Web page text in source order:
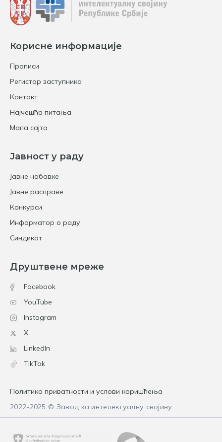
Корисне информације
Прописи
Регистар заступника
Контакт
Најчешћа питања
Мапа сајта
Јавност у раду
Јавне набавке
Јавне расправе
Конкурси
Информатор о раду
Синдикат
Друштвене мреже
Facebook
YouTube
Instagram
X
LinkedIn
TikTok
Политика приватности и услови коришћења
2022-2025 © Завод за интелектуалну својину